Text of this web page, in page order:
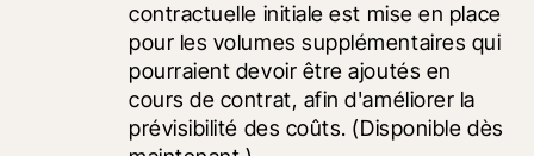
contractuelle initiale est mise en place
pour les volumes supplémentaires qui
pourraient devoir être ajoutés en
cours de contrat, afin d'améliorer la
prévisibilité des coûts. (Disponible dès